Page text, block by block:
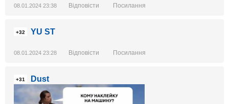
08.01.2024 23:38 Відповісти Посилання
+32 YU ST
08.01.2024 23:28 Відповісти Посилання
+31 Dust